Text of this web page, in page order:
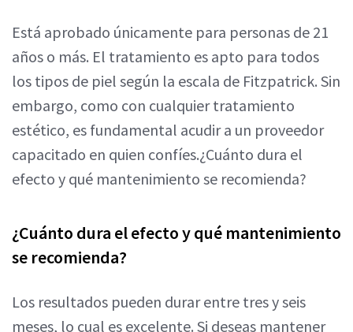
Está aprobado únicamente para personas de 21
años o más. El tratamiento es apto para todos
los tipos de piel según la escala de Fitzpatrick. Sin
embargo, como con cualquier tratamiento
estético, es fundamental acudir a un proveedor
capacitado en quien confíes.¿Cuánto dura el
efecto y qué mantenimiento se recomienda?
¿Cuánto dura el efecto y qué mantenimiento
se recomienda?
Los resultados pueden durar entre tres y seis
meses, lo cual es excelente. Si deseas mantener